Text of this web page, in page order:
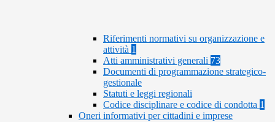
Riferimenti normativi su organizzazione e
attività 1
Atti amministrativi generali 73
Documenti di programmazione strategico-
gestionale
Statuti e leggi regionali
Codice disciplinare e codice di condotta 1
Oneri informativi per cittadini e imprese